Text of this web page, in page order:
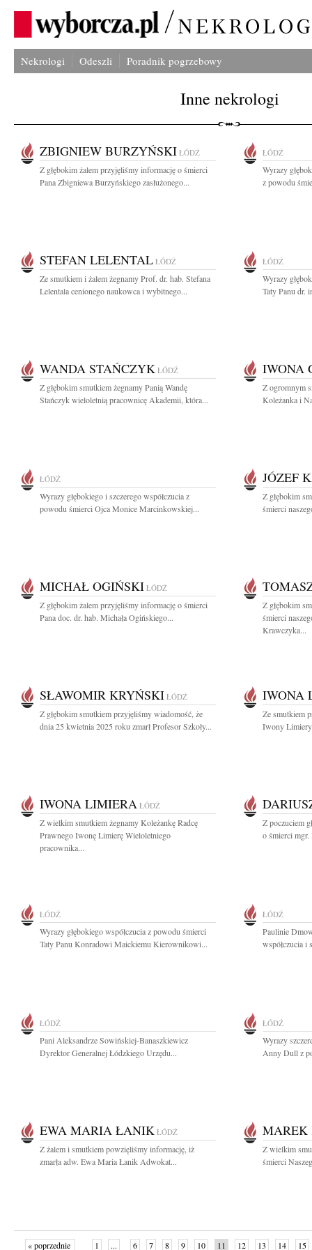
Nekrologi Odeszli Poradnik pogrzebowy
Inne nekrologi
ZBIGNIEW BURZYŃSKI ŁÓDŹ
Z głębokim żalem przyjęliśmy informację o śmierci
Pana Zbigniewa Burzyńskiego zasłużonego...
ŁÓDŹ
Wyrazy
z powodu
STEFAN LELENTAL ŁÓDŹ
Ze smutkiem i żalem żegnamy Prof. dr. hab. Stefana
Lelentala cenionego naukowca i wybitnego...
ŁÓDŹ
Wyrazy
Taty Panu dr.
WANDA STAŃCZYK ŁÓDŹ
Z głębokim smutkiem żegnamy Panią Wandę
Stańczyk wieloletnią pracownicę Akademii, która...
IWONA
Z ogromnym
Koleżanka i
ŁÓDŹ
Wyrazy głębokiego i szczerego współczucia z
powodu śmierci Ojca Monice Marcinkowskiej...
JÓZEF
Z głębokim
śmierci
MICHAŁ OGIŃSKI ŁÓDŹ
Z głębokim żalem przyjęliśmy informację o śmierci
Pana doc. dr. hab. Michała Ogińskiego...
Z głębokim
śmierci
Krawczyka...
SŁAWOMIR KRYŃSKI ŁÓDŹ
Z głębokim smutkiem przyjęliśmy wiadomość, że
dnia 25 kwietnia 2025 roku zmarł Profesor Szkoły...
IWONA
Ze smutkiem
Iwony
IWONA LIMIERA ŁÓDŹ
Z wielkim smutkiem żegnamy Koleżankę Radcę
Prawnego Iwonę Limierę Wieloletniego
pracownika...
Z poczuciem
o śmierci
ŁÓDŹ
Wyrazy głębokiego współczucia z powodu śmierci
Taty Panu Konradowi Maickiemu Kierownikowi...
ŁÓDŹ
Paulinie
współczucia i
ŁÓDŹ
Pani Aleksandrze Sowińskiej-Banaszkiewicz
Dyrektor Generalnej Łódzkiego Urzędu...
ŁÓDŹ
Wyrazy
Anny Dull z
EWA MARIA ŁANIK ŁÓDŹ
Z żalem i smutkiem powzięliśmy informację, iż
zmarła adw. Ewa Maria Łanik Adwokat...
Z wielkim
śmierci
« poprzednie 1 ... 6 7 8 9 10 11 12 13 14 15